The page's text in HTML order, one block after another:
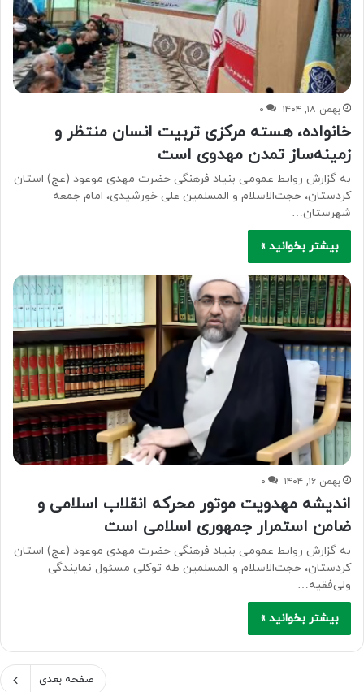
بهمن ۱۸, ۱۴۰۴ ۰
خانواده، هسته مرکزی تربیت انسان منتظر و
زمینه‌ساز تمدن مهدوی است
به گزارش روابط عمومی بنیاد فرهنگی حضرت مهدی موعود (عج) استان
کردستان، حجت‌الاسلام و المسلمین علی خورشیدی، امام جمعه
شهرستان…
بیشتر بخوانید »
بهمن ۱۶, ۱۴۰۴ ۰
اندیشه مهدویت موتور محرکه انقلاب اسلامی و
ضامن استمرار جمهوری اسلامی است
به گزارش روابط عمومی بنیاد فرهنگی حضرت مهدی موعود (عج) استان
کردستان، حجت‌الاسلام و المسلمین طه توکلی مسئول نمایندگی
ولی‌فقیه…
بیشتر بخوانید »
صفحه بعدی